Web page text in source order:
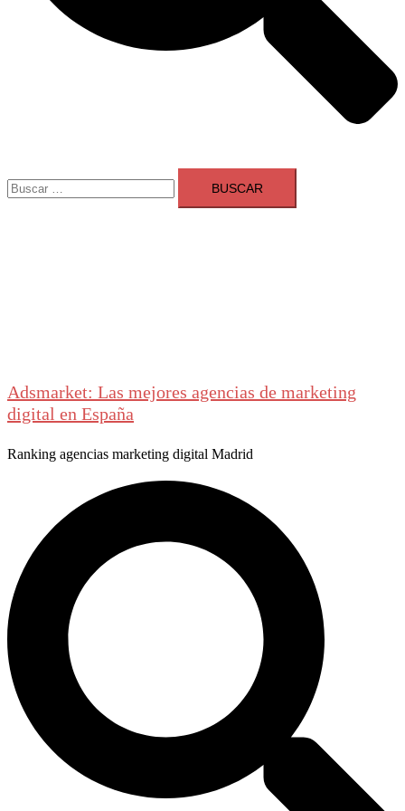
Buscar:
Adsmarket: Las mejores agencias de marketing
digital en España
Ranking agencias marketing digital Madrid